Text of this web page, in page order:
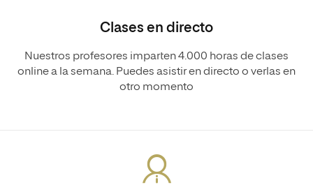
Clases en directo
Nuestros profesores imparten 4.000 horas de clases
online a la semana. Puedes asistir en directo o verlas en
otro momento